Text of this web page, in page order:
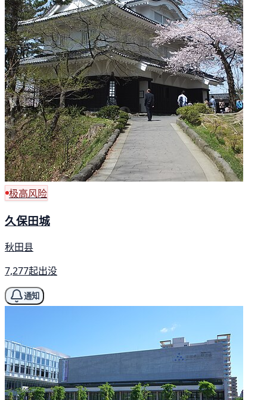
极高风险
久保田城
秋田县
7,277起出没
通知